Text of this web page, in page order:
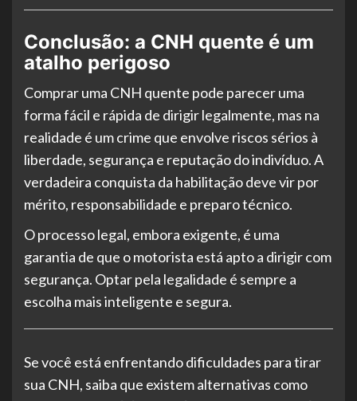
Conclusão: a CNH quente é um
atalho perigoso
Comprar uma CNH quente pode parecer uma
forma fácil e rápida de dirigir legalmente, mas na
realidade é um crime que envolve riscos sérios à
liberdade, segurança e reputação do indivíduo. A
verdadeira conquista da habilitação deve vir por
mérito, responsabilidade e preparo técnico.
O processo legal, embora exigente, é uma
garantia de que o motorista está apto a dirigir com
segurança. Optar pela legalidade é sempre a
escolha mais inteligente e segura.
Se você está enfrentando dificuldades para tirar
sua CNH, saiba que existem alternativas como